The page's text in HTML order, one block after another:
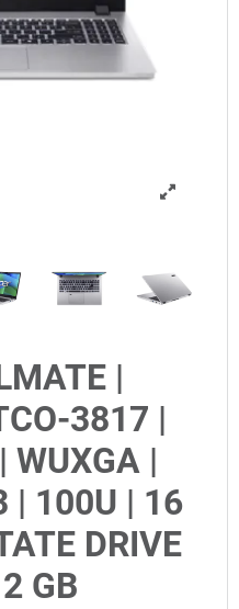
|
3817 |
WUXGA |
| 100U | 16
DRIVE
GB